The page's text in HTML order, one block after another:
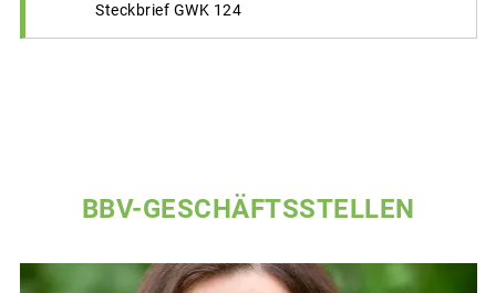
Steckbrief GWK 124
BBV-GESCHÄFTSSTELLEN